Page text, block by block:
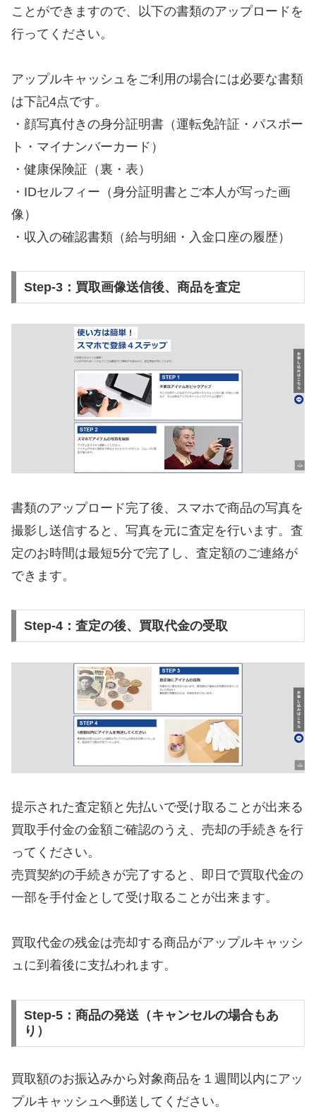
ことができますので、以下の書類のアップロードを
行ってください。
アップルキャッシュをご利用の場合には必要な書類
は下記4点です。
・顔写真付きの身分証明書（運転免許証・パスポー
ト・マイナンバーカード）
・健康保険証（裏・表）
・IDセルフィー（身分証明書とご本人が写った画
像）
・収入の確認書類（給与明細・入金口座の履歴）
Step-3：買取画像送信後、商品を査定
書類のアップロード完了後、スマホで商品の写真を
撮影し送信すると、写真を元に査定を行います。査
定のお時間は最短5分で完了し、査定額のご連絡が
できます。
Step-4：査定の後、買取代金の受取
提示された査定額と先払いで受け取ることが出来る
買取手付金の金額ご確認のうえ、売却の手続きを行
ってください。
売買契約の手続きが完了すると、即日で買取代金の
一部を手付金として受け取ることが出来ます。
買取代金の残金は売却する商品がアップルキャッシ
ュに到着後に支払われます。
Step-5：商品の発送（キャンセルの場合もあ
り）
買取額のお振込みから対象商品を１週間以内にアッ
プルキャッシュへ郵送してください。